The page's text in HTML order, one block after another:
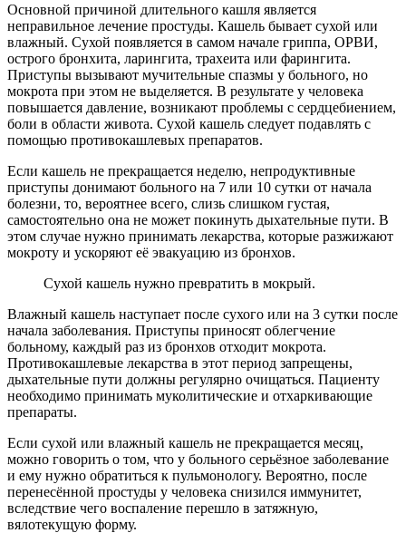
Основной причиной длительного кашля является
неправильное лечение простуды. Кашель бывает сухой или
влажный. Сухой появляется в самом начале гриппа, ОРВИ,
острого бронхита, ларингита, трахеита или фарингита.
Приступы вызывают мучительные спазмы у больного, но
мокрота при этом не выделяется. В результате у человека
повышается давление, возникают проблемы с сердцебиением,
боли в области живота. Сухой кашель следует подавлять с
помощью противокашлевых препаратов.
Если кашель не прекращается неделю, непродуктивные
приступы донимают больного на 7 или 10 сутки от начала
болезни, то, вероятнее всего, слизь слишком густая,
самостоятельно она не может покинуть дыхательные пути. В
этом случае нужно принимать лекарства, которые разжижают
мокроту и ускоряют её эвакуацию из бронхов.
Сухой кашель нужно превратить в мокрый.
Влажный кашель наступает после сухого или на 3 сутки после
начала заболевания. Приступы приносят облегчение
больному, каждый раз из бронхов отходит мокрота.
Противокашлевые лекарства в этот период запрещены,
дыхательные пути должны регулярно очищаться. Пациенту
необходимо принимать муколитические и отхаркивающие
препараты.
Если сухой или влажный кашель не прекращается месяц,
можно говорить о том, что у больного серьёзное заболевание
и ему нужно обратиться к пульмонологу. Вероятно, после
перенесённой простуды у человека снизился иммунитет,
вследствие чего воспаление перешло в затяжную,
вялотекущую форму.